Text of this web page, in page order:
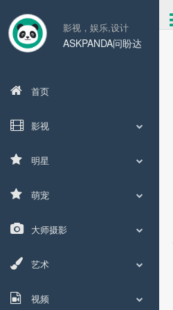
影视，娱乐,设计
ASKPANDA问盼达
首页
影视
明星
萌宠
大师摄影
艺术
视频